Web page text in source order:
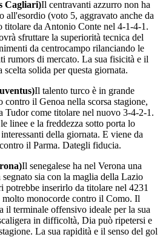
Cagliari)Il centravanti azzurro non ha
all'esordio (voto 5, aggravato anche da
titolare da Antonio Conte nel 4-1-4-1.
sfruttare la superiorità tecnica del
da centrocampo rilanciando le
rumors di mercato. La sua fisicità e il
solida per questa giornata.
Il talento turco è in grande
contro il Genoa nella scorsa stagione,
Tudor come titolare nel nuovo 3-4-2-1.
linee e la freddezza sotto porta lo
della giornata. E viene da
il Parma. Dategli fiducia.
Il senegalese ha nel Verona una
sia con la maglia della Lazio
potrebbe inserirlo da titolare nel 4231
monocorde contro il Como. Il
il terminale offensivo ideale per la sua
in difficoltà, Dia può ripetersi e
La sua rapidità e il senso del gol